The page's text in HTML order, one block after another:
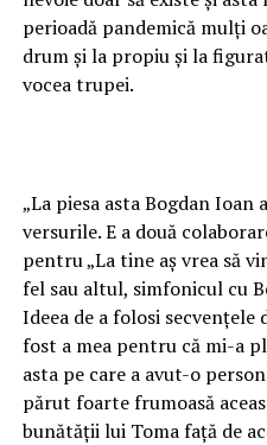
perioadă pandemică mulți
drum și la propiu și la
vocea trupei.
„La piesa asta Bogdan Ioan
versurile. E a două
pentru „La tine aș vrea să
fel sau altul, simfonicul cu
Ideea de a folosi
fost a mea pentru că mi-a
asta pe care a avut-o
părut foarte frumoasă
bunătății lui Toma față de